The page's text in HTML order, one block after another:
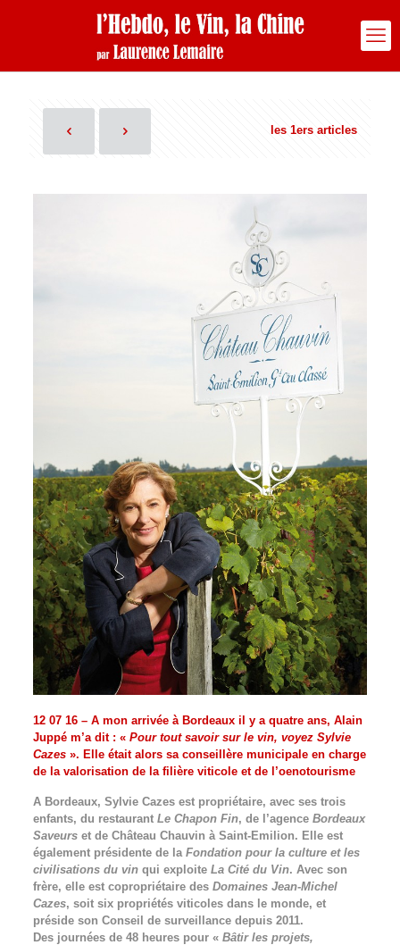
les 1ers articles
12 07 16 – A mon arrivée à Bordeaux il y a quatre ans, Alain
Juppé m’a dit : « Pour tout savoir sur le vin, voyez Sylvie
Cazes». Elle était alors sa conseillère municipale en charge
de la valorisation de la filière viticole et de l’oenotourisme
A Bordeaux, Sylvie Cazes est propriétaire, avec ses trois
enfants, du restaurant Le Chapon Fin, de l’agence Bordeaux
Saveurset de Château Chauvin à Saint-Emilion. Elle est
également présidente de la Fondation pour la culture et les
civilisations du vinqui exploite La Cité du Vin. Avec son
frère, elle est copropriétaire des Domaines Jean-Michel
Cazes, soit six propriétés viticoles dans le monde, et
préside son Conseil de surveillance depuis 2011.
Des journées de 48 heures pour « Bâtir les projets,